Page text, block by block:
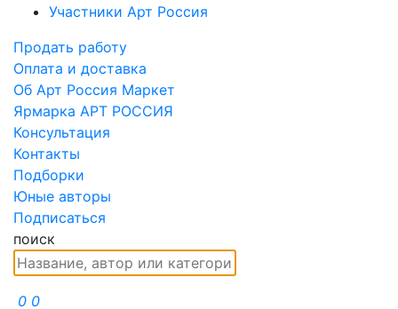
Участники Арт Россия
Продать работу
Оплата и доставка
Об Арт Россия Маркет
Ярмарка АРТ РОССИЯ
Консультация
Контакты
Подборки
Юные авторы
Подписаться
поиск
0 0